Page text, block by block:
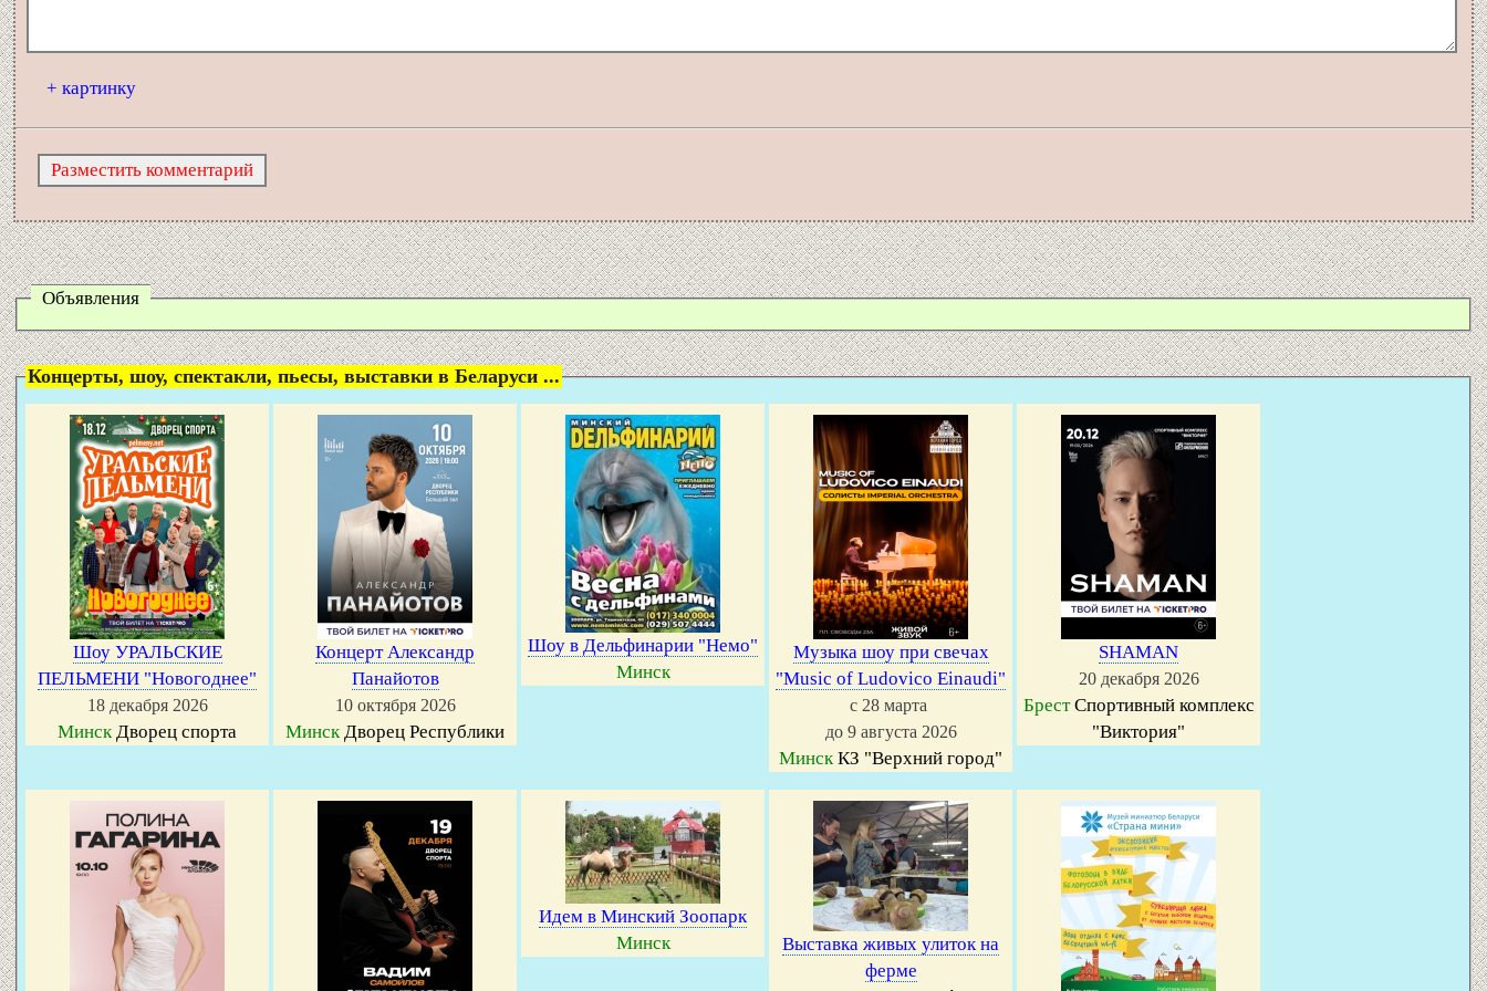
+ картинку
Объявления
Концерты, шоу, спектакли, пьесы, выставки в Беларуси ...
Шоу УРАЛЬСКИЕ
ПЕЛЬМЕНИ "Новогоднее"
18 декабря 2026
Минск Дворец спорта
Концерт Александр
Панайотов
10 октября 2026
Минск Дворец Республики
Шоу в Дельфинарии "Немо"
Минск
Музыка шоу при свечах
"Music of Ludovico Einaudi"
с 28 марта
до 9 августа 2026
Минск КЗ "Верхний город"
SHAMAN
20 декабря 2026
БрестСпортивный комплекс
"Виктория"
Идем в Минский Зоопарк
Минск
Выставка живых улиток на
ферме